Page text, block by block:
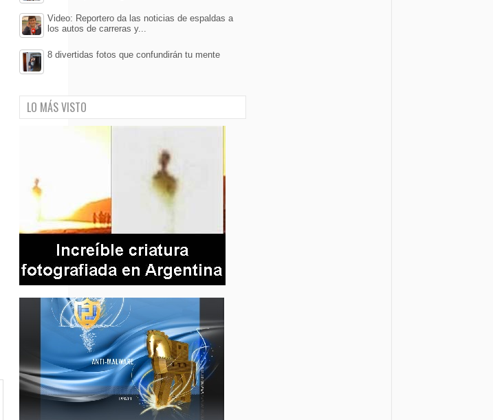
Video: Reportero da las noticias de espaldas a
los autos de carreras y...
8 divertidas fotos que confundirán tu mente
LO MÁS VISTO